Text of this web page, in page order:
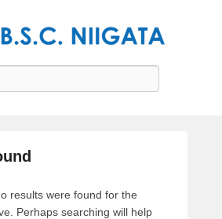
Niigata
コミュニティ新潟
results were found for the
Perhaps searching will help